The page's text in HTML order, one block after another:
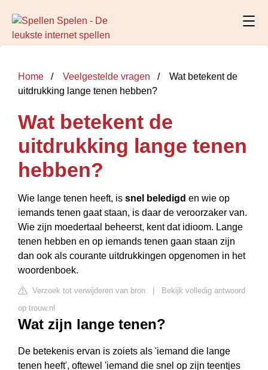
Home Veelgestelde vragen
Wat betekent de
uitdrukking lange tenen hebben?
Wat betekent de
uitdrukking lange tenen
hebben?
Wie lange tenen heeft, is snel beledigd en wie op
iemands tenen gaat staan, is daar de veroorzaker van.
Wie zijn moedertaal beheerst, kent dat idioom. Lange
tenen hebben en op iemands tenen gaan staan zijn
dan ook als courante uitdrukkingen opgenomen in het
woordenboek.
Verzoek tot verwijderen van bron
Bekijk volledig antwoord
op trouw.nl
Wat zijn lange tenen?
De betekenis ervan is zoiets als 'iemand die lange
tenen heeft', oftewel 'iemand die snel op zijn teentjes